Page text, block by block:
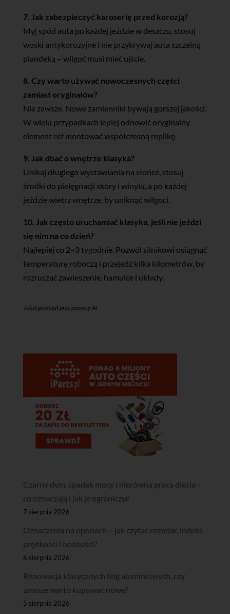
7. Jak zabezpieczyć karoserię przed korozją?
Myj spód auta po każdej jeździe w deszczu, stosuj
woski antykorozyjne i nie przykrywaj auta szczelną
plandeką – wilgoć musi mieć ujście.
8. Czy warto używać nowoczesnych części
zamiast oryginałów?
Nie zawsze. Nowe zamienniki bywają gorszej jakości.
W wielu przypadkach lepiej odnowić oryginalny
element niż montować współczesną replikę.
9. Jak dbać o wnętrze klasyka?
Unikaj długiego wystawiania na słońce, stosuj
środki do pielęgnacji skóry i winylu, a po każdej
jeździe wietrz wnętrze, by uniknąć wilgoci.
10. Jak często uruchamiać klasyka, jeśli nie jeździ
się nim na co dzień?
Najlepiej co 2–3 tygodnie. Pozwól silnikowi osiągnąć
temperaturę roboczą i przejedź kilka kilometrów, by
rozruszać zawieszenie, hamulce i układy.
Tekst powstał przy pomocy AI
Czarny dym, spadek mocy i nierówna praca diesla –
co oznaczają i jak je ograniczyć
7 sierpnia 2026
Oznaczenia na oponach – jak czytać rozmiar, indeks
prędkości i nośności?
6 sierpnia 2026
Renowacja klasycznych felg aluminiowych, czy
zawsze warto kupować nowe?
5 sierpnia 2026